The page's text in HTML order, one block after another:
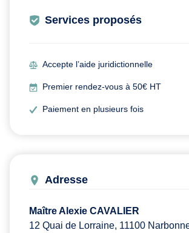
Services proposés
Accepte l’aide juridictionnelle
Premier rendez-vous à 50€ HT
Paiement en plusieurs fois
Adresse
Maître Alexie CAVALIER
12 Quai de Lorraine, 11100